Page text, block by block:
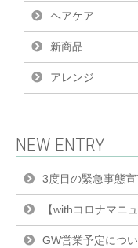
ヘアケア
新商品
アレンジ
NEW ENTRY
3度目の緊急事態
【withコロナマニ
GW営業予定につ